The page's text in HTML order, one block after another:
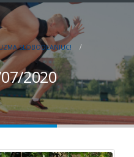
SLOBODEANIUC!
2020